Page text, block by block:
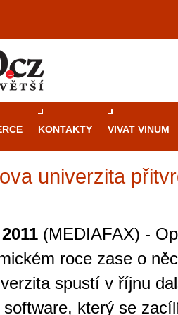
KONTAKTY VIVAT VINUM
univerzita
(MEDIAFAX) -
roce zase o
spustí v říjnu
software, který se
Průvodce
Brno je
zajímavé
restaurace,
místem, kde si